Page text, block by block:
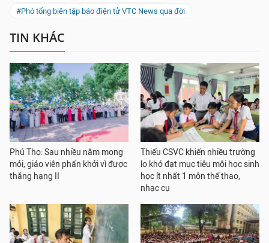
#Phó tổng biên tập báo điện tử VTC News qua đời
TIN KHÁC
Phú Thọ: Sau nhiều năm mong
mỏi, giáo viên phấn khởi vì được
thăng hạng II
Thiếu CSVC khiến nhiều trường
lo khó đạt mục tiêu mỗi học sinh
học ít nhất 1 môn thể thao,
nhạc cụ